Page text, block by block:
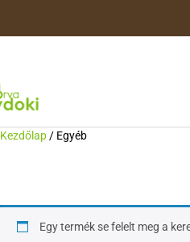
Kezdőlap / Egyéb
Egy termék se felelt meg a